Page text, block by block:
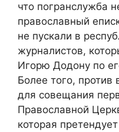
что погранслужба
православный
не пускали в
журналистов,
Игорю Додону по
Более того,
для совещания
Православной
которая